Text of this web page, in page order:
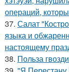
операций,
37. Салат
языка и
настоящему
38. Польза